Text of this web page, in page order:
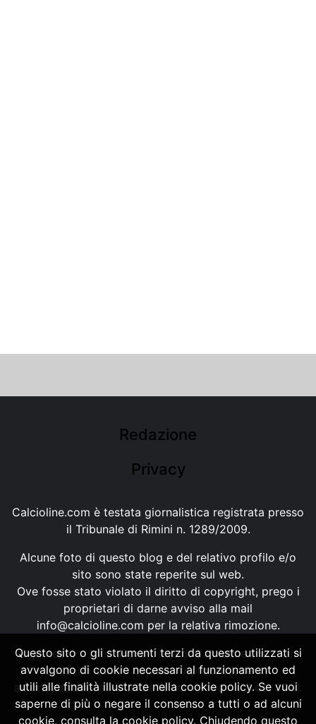
Redazione
Privacy
Calcioline.com è testata giornalistica registrata presso
il Tribunale di Rimini n. 1289/2009.
Alcune foto di questo blog e del relativo profilo e/o
sito sono state reperite sul web.
Ove fosse stato violato il diritto di copyright, prego i
proprietari di darne avviso alla mail
info@calcioline.com per la relativa rimozione.
Ogni testo e foto di proprietà di Calcioline.com non
possono essere copiati o riprodotti, senza
autorizzazione, ai sensi della normativa n.29 del 2001.
Questo sito o gli strumenti terzi da questo utilizzati si
avvalgono di cookie necessari al funzionamento ed
utili alle finalità illustrate nella cookie policy. Se vuoi
saperne di più o negare il consenso a tutti o ad alcuni
cookie, consulta la cookie policy. Chiudendo questo